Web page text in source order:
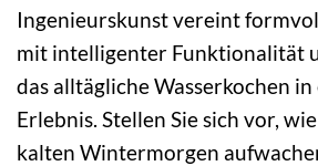
Ingenieurskunst vereint
mit intelligenter Funktionalität
das alltägliche Wasserkochen
Erlebnis. Stellen Sie sich vor,
kalten Wintermorgen